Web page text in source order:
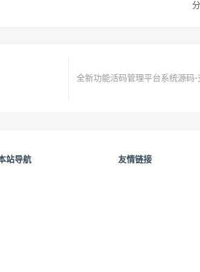
全新功能活码管理平台系统源码
站导航 友情链接